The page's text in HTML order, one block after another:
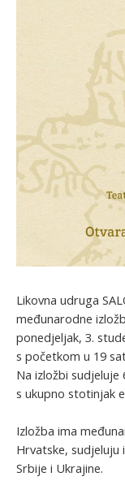
Likovna udruga
međunarodne
ponedjeljak, 3.
s početkom u 19
Na izložbi sudjeluje
s ukupno stotinjak
Izložba ima
Hrvatske, sudjeluju
Srbije i Ukrajine.